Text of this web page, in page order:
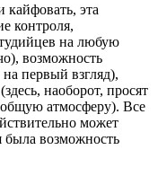
кайфовать, эта
контроля,
на любую
возможность
первый взгляд),
наоборот, просят
общую атмосферу). Все
может
была возможность